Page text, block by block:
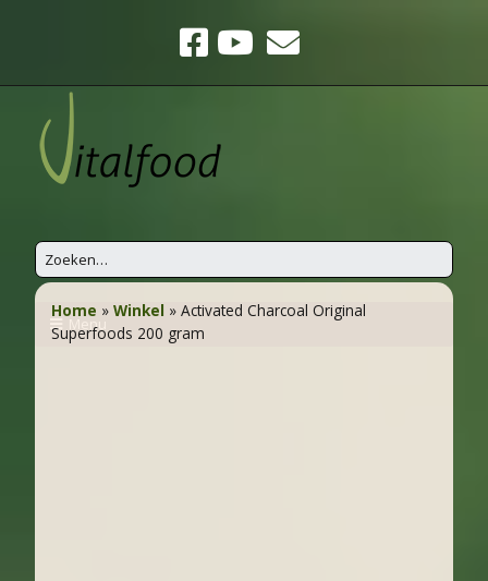
Menu
Home » Winkel » Activated Charcoal Original
Superfoods 200 gram